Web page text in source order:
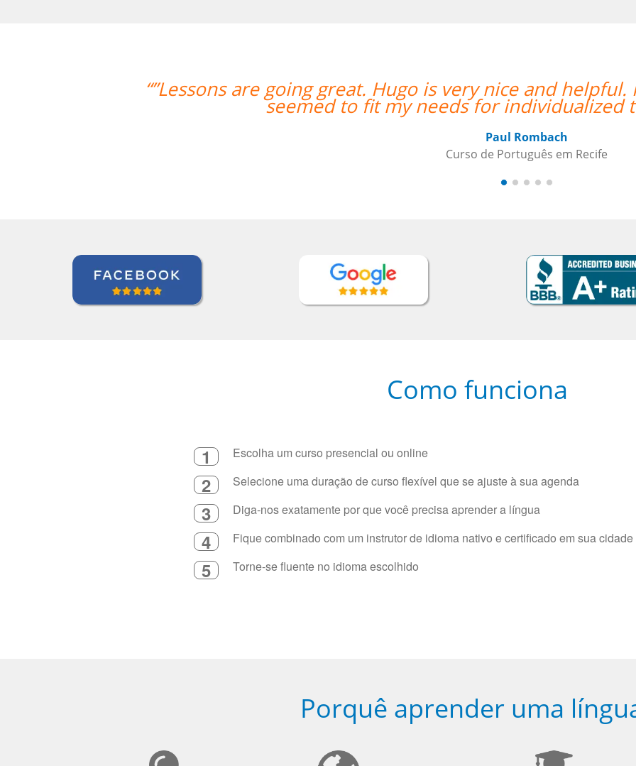
Hugo is very nice and helpful. I found you guys online and you
to fit my needs for individualized training the best.””
Como funciona
1 Escolha um curso presencial ou online
2 Selecione uma duração de curso flexível que se ajuste à sua agenda
3 Diga-nos exatamente por que você precisa aprender a língua
4 Fique combinado com um instrutor de idioma nativo e certificado em sua
5 Torne-se fluente no idioma escolhido
Porquê aprender uma